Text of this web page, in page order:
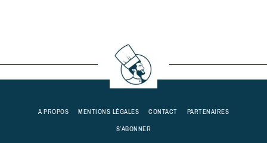
A PROPOS MENTIONS LÉGALES CONTACT
PARTENAIRES
S’ABONNER